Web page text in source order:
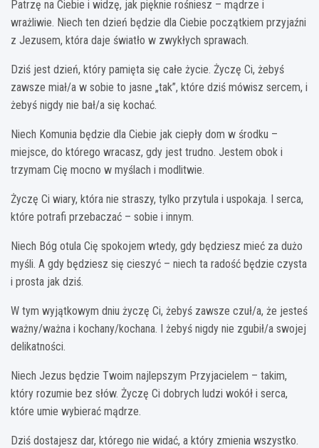
Patrzę na Ciebie i widzę, jak pięknie rośniesz – mądrze i
wrażliwie. Niech ten dzień będzie dla Ciebie początkiem przyjaźni
z Jezusem, która daje światło w zwykłych sprawach.
Dziś jest dzień, który pamięta się całe życie. Życzę Ci, żebyś
zawsze miał/a w sobie to jasne „tak”, które dziś mówisz sercem, i
żebyś nigdy nie bał/a się kochać.
Niech Komunia będzie dla Ciebie jak ciepły dom w środku –
miejsce, do którego wracasz, gdy jest trudno. Jestem obok i
trzymam Cię mocno w myślach i modlitwie.
Życzę Ci wiary, która nie straszy, tylko przytula i uspokaja. I serca,
które potrafi przebaczać – sobie i innym.
Niech Bóg otula Cię spokojem wtedy, gdy będziesz mieć za dużo
myśli. A gdy będziesz się cieszyć – niech ta radość będzie czysta
i prosta jak dziś.
W tym wyjątkowym dniu życzę Ci, żebyś zawsze czuł/a, że jesteś
ważny/ważna i kochany/kochana. I żebyś nigdy nie zgubił/a swojej
delikatności.
Niech Jezus będzie Twoim najlepszym Przyjacielem – takim,
który rozumie bez słów. Życzę Ci dobrych ludzi wokół i serca,
które umie wybierać mądrze.
Dziś dostajesz dar, którego nie widać, a który zmienia wszystko.